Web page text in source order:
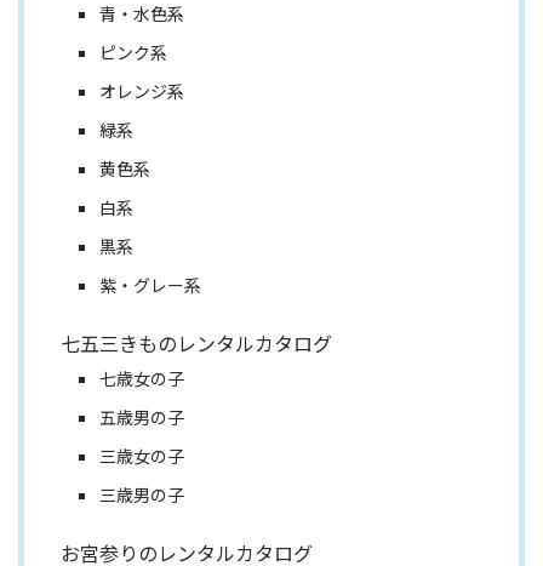
青・水色系
ピンク系
オレンジ系
緑系
黄色系
白系
黒系
紫・グレー系
七五三きものレンタルカタログ
七歳女の子
五歳男の子
三歳女の子
三歳男の子
お宮参りのレンタルカタログ